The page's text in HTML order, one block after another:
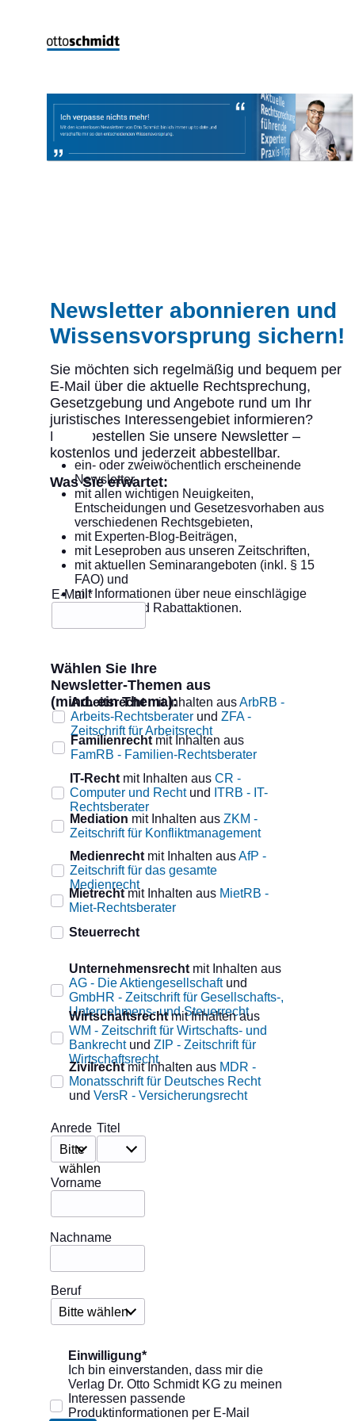
ein- oder zweiwöchentlich erscheinende
Newsletter
mit allen wichtigen Neuigkeiten,
Entscheidungen und Gesetzesvorhaben aus
verschiedenen Rechtsgebieten,
mit Experten-Blog-Beiträgen,
mit Leseproben aus unseren Zeitschriften,
mit aktuellen Seminarangeboten (inkl. § 15
FAO) und
mit Informationen über neue einschlägige
Produkte und Rabattaktionen.
E-Mail*
Wählen Sie Ihre
Newsletter-Themen aus
(mind. ein Thema):
Arbeitsrechtmit Inhalten ausArbRB -
Arbeits-Rechtsberaterund ZFA -
Zeitschrift für Arbeitsrecht
Familienrechtmit Inhalten aus
FamRB - Familien-Rechtsberater
IT-Recht mit Inhalten ausCR -
Computer und Recht und ITRB - IT-
Rechtsberater
Mediation mit Inhalten aus ZKM -
Zeitschrift für Konfliktmanagement
Medienrechtmit Inhalten ausAfP -
Zeitschrift für das gesamte
Medienrecht
Mietrechtmit Inhalten aus MietRB -
Miet-Rechtsberater
Steuerrecht
Unternehmensrecht mit Inhalten aus
AG - Die Aktiengesellschaftund
GmbHR - Zeitschrift für Gesellschafts-,
Unternehmens- und Steuerrecht
Wirtschaftsrechtmit Inhalten aus
WM - Zeitschrift für Wirtschafts- und
Bankrechtund ZIP - Zeitschrift für
Wirtschaftsrecht
Zivilrechtmit Inhalten aus MDR -
Monatsschrift für Deutsches Recht
undVersR - Versicherungsrecht
Anrede
Bitte
wählen
Titel
Vorname
Nachname
Beruf
Bitte wählen
Einwilligung*
Ich bin einverstanden, dass mir die
Verlag Dr. Otto Schmidt KG zu meinen
Interessen passende
Produktinformationen per E-Mail
Newsletter abonnieren und
Wissensvorsprung sichern!
Sie möchten sich regelmäßig und bequem per
E-Mail über die aktuelle Rechtsprechung,
Gesetzgebung und Angebote rund um Ihr
juristisches Interessengebiet informieren?
Dann bestellen Sie unsere Newsletter –
kostenlos und jederzeit abbestellbar.
Was Sie erwartet: